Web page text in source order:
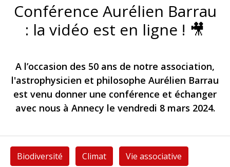
Conférence Aurélien Barrau
: la vidéo est en ligne ! 🎥
A l’occasion des 50 ans de notre association,
l'astrophysicien et philosophe Aurélien Barrau
est venu donner une conférence et échanger
avec nous à Annecy le vendredi 8 mars 2024.
Biodiversité Climat Vie associative